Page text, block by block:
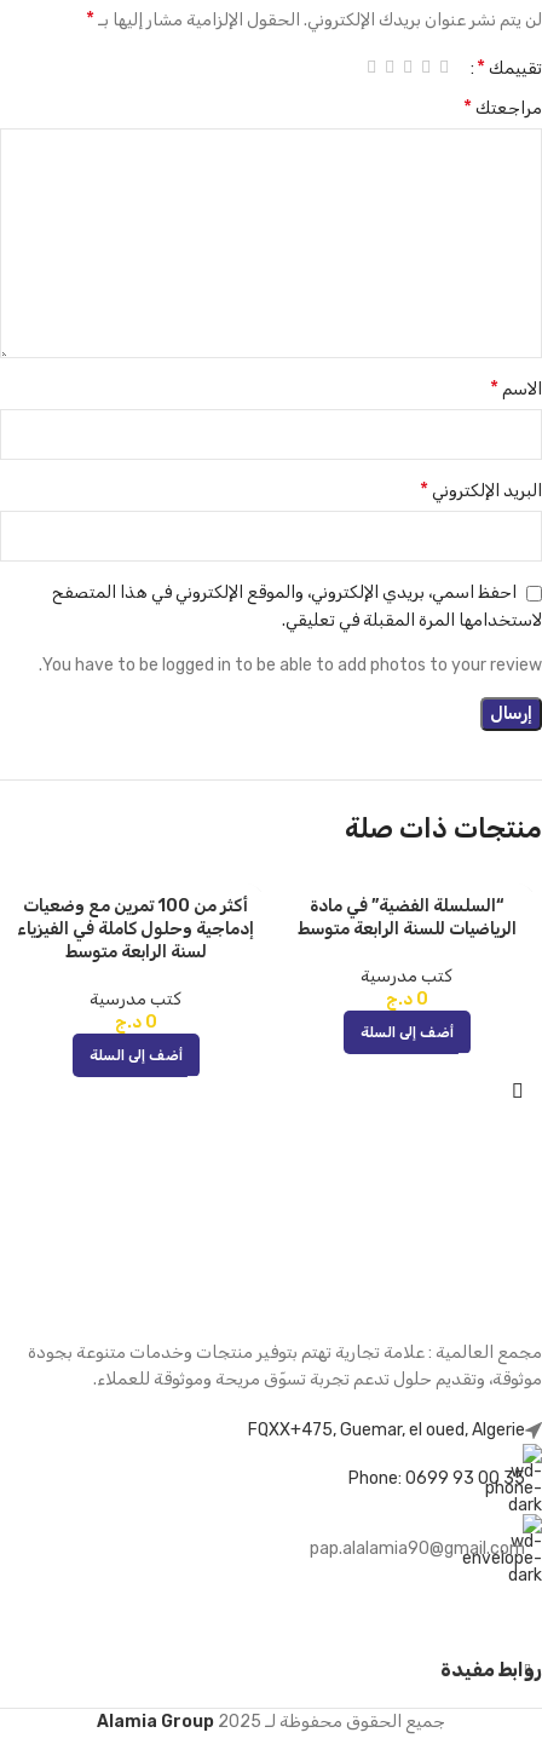
لن يتم نشر عنوان بريدك الإلكتروني. الحقول الإلزامية مشار إليها بـ*
تقييمك*
مراجعتك*
الاسم *
البريد الإلكتروني*
احفظ اسمي، بريدي الإلكتروني، والموقع الإلكتروني في هذا المتصفح
لاستخدامها المرة المقبلة في تعليقي.
You have to be logged in to be able to add photos to your review.
منتجات ذات صلة
“السلسلة الفضية” في مادة
الرياضيات للسنة الرابعة متوسط
كتب مدرسية
0 د.ج
أضف إلى السلة
أكثر من 100 تمرين مع وضعيات
إدماجية وحلول كاملة في الفيزياء
لسنة الرابعة متوسط
كتب مدرسية
0 د.ج
أضف إلى السلة
مجمع العالمية : علامة تجارية تهتم بتوفير منتجات وخدمات متنوعة بجودة
موثوقة، وتقديم حلول تدعم تجربة تسوّق مريحة وموثوقة للعملاء.
FQXX+475, Guemar, el oued, Algerie
Phone: 0699 93 00 35
pap.alalamia90@gmail.com
روابط مفيدة
جميع الحقوق محفوظة لـ Alamia Group 2025
250 سؤالاً